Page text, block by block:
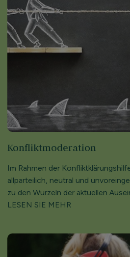
Konflikt­moderation
Im Rahmen der
allparteilich, neutral und
zu den Wurzeln der aktuellen
LESEN SIE MEHR